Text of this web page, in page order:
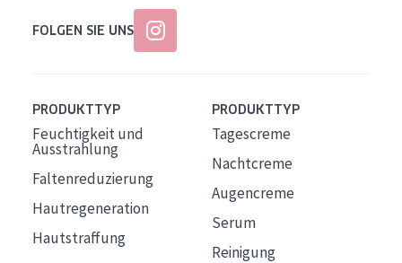
FOLGEN SIE UNS
PRODUKTTYP
Feuchtigkeit und
Ausstrahlung
Faltenreduzierung
Hautregeneration
Hautstraffung
PRODUKTTYP
Tagescreme
Nachtcreme
Augencreme
Serum
Reinigung